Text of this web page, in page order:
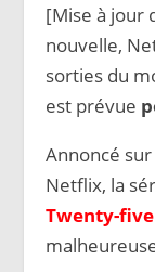
[Mise à jour
nouvelle,
sorties du
est prévue
Annoncé
Netflix, la
Twenty-